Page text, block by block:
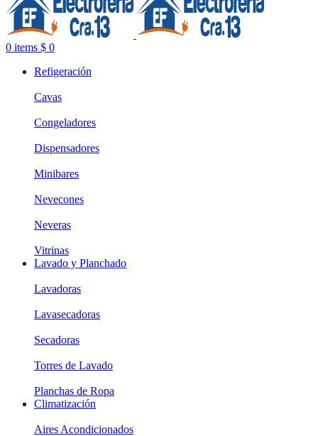
0 items $ 0
Refigeración
Cavas
Congeladores
Dispensadores
Minibares
Nevecones
Neveras
Vitrinas
Lavado y Planchado
Lavadoras
Lavasecadoras
Secadoras
Torres de Lavado
Planchas de Ropa
Climatización
Aires Acondicionados